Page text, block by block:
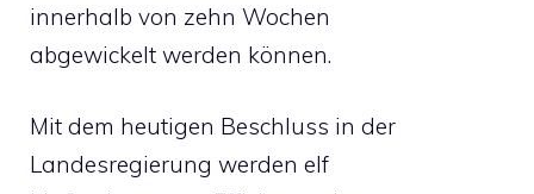
innerhalb von zehn Wochen
abgewickelt werden können.
Mit dem heutigen Beschluss in der
Landesregierung werden elf